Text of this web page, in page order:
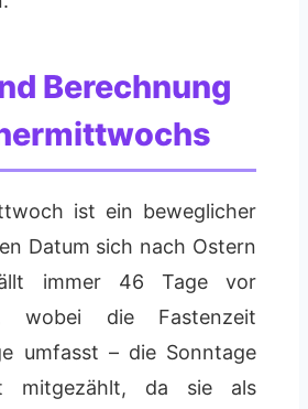
Berechnung
ist ein beweglicher
Datum sich nach Ostern
immer 46 Tage vor
wobei die Fastenzeit
umfasst – die Sonntage
mitgezählt, da sie als